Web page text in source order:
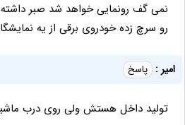
نمی گف رونمایی خواهد شد صبر
رو سرچ زده خودروی برقی از یه
امیر : پاسخ
تولید داخل هستش ولی روی درب